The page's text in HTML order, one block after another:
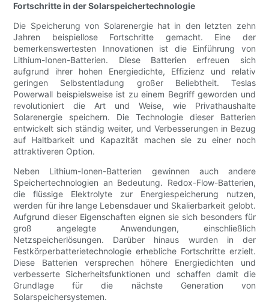
Fortschritte in der Solarspeichertechnologie
Die Speicherung von Solarenergie hat in den letzten zehn
Jahren beispiellose Fortschritte gemacht. Eine der
bemerkenswertesten Innovationen ist die Einführung von
Lithium-Ionen-Batterien. Diese Batterien erfreuen sich
aufgrund ihrer hohen Energiedichte, Effizienz und relativ
geringen Selbstentladung großer Beliebtheit. Teslas
Powerwall beispielsweise ist zu einem Begriff geworden und
revolutioniert die Art und Weise, wie Privathaushalte
Solarenergie speichern. Die Technologie dieser Batterien
entwickelt sich ständig weiter, und Verbesserungen in Bezug
auf Haltbarkeit und Kapazität machen sie zu einer noch
attraktiveren Option.
Neben Lithium-Ionen-Batterien gewinnen auch andere
Speichertechnologien an Bedeutung. Redox-Flow-Batterien,
die flüssige Elektrolyte zur Energiespeicherung nutzen,
werden für ihre lange Lebensdauer und Skalierbarkeit gelobt.
Aufgrund dieser Eigenschaften eignen sie sich besonders für
groß angelegte Anwendungen, einschließlich
Netzspeicherlösungen. Darüber hinaus wurden in der
Festkörperbatterietechnologie erhebliche Fortschritte erzielt.
Diese Batterien versprechen höhere Energiedichten und
verbesserte Sicherheitsfunktionen und schaffen damit die
Grundlage für die nächste Generation von
Solarspeichersystemen.